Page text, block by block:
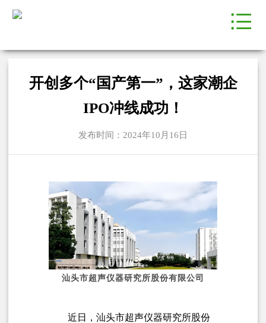
开创多个“国产第一”，这家潮企
IPO冲线成功！
发布时间：2024年10月16日
汕头市超声仪器研究所股份有限公司
近日，汕头市超声仪器研究所股份